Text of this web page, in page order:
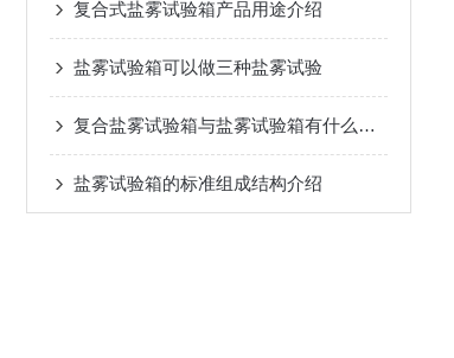
复合式盐雾试验箱产品用途介绍
盐雾试验箱可以做三种盐雾试验
复合盐雾试验箱与盐雾试验箱有什么不同
盐雾试验箱的标准组成结构介绍